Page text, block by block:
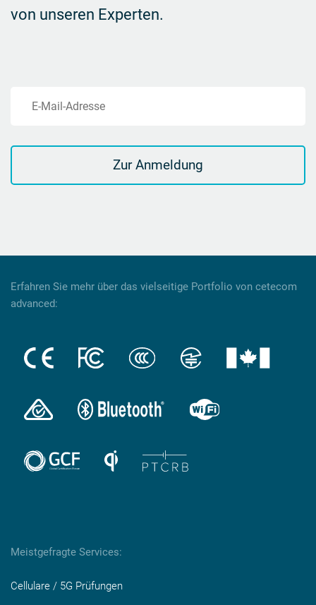
von unseren Experten.
E-Mail-Adresse
Zur Anmeldung
Erfahren Sie mehr über das vielseitige Portfolio von cetecom
advanced:
Meistgefragte Services:
Cellulare / 5G Prüfungen